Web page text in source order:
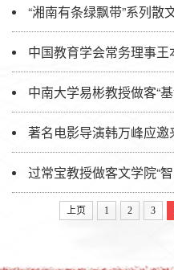
“湘南有条绿飘带”系列散文作者
中国教育学会常务理事王本华教
中南大学易彬教授做客“基博读
著名电影导演韩万峰应邀
过常宝教授做客文学院“智慧之
上页 1 2 3